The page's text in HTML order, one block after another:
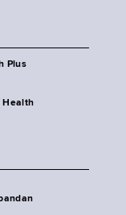
Plus
Health